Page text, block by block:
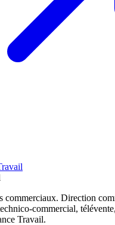
commerciaux. Direction
commercial,
Travail.